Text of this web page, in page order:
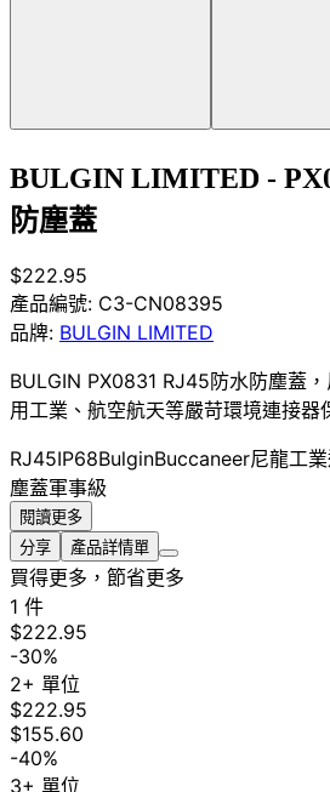
BULGIN LIMITED -
防塵蓋
$222.95
產品編號: C3-CN08395
品牌: BULGIN LIMITED
BULGIN PX0831 RJ45防水防塵蓋
用工業、航空航天等嚴苛環境連接器
RJ45IP68BulginBuccaneer尼龍工
塵蓋軍事級
閱讀更多
分享
產品詳情單
買得更多，節省更多
1 件
$222.95
-30%
2+ 單位
$222.95
$155.60
-40%
3+ 單位